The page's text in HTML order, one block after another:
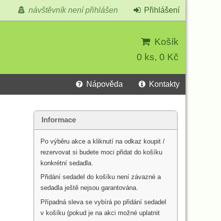
Košík
0 ks, 0 Kč
návštěvník není přihlášen Přihlášení
Nápověda Kontakty
Informace
Po výběru akce a kliknutí na odkaz koupit /
rezervovat si budete moci přidat do košíku
konkrétní sedadla.
Přidání sedadel do košíku není závazné a
sedadla ještě nejsou garantována.
Případná sleva se vybírá po přidání sedadel
v košíku (pokud je na akci možné uplatnit